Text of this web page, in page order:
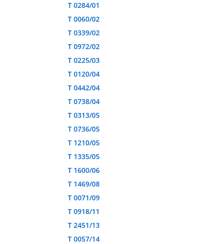
T 0284/01
T 0060/02
T 0339/02
T 0972/02
T 0225/03
T 0120/04
T 0442/04
T 0738/04
T 0313/05
T 0736/05
T 1210/05
T 1335/05
T 1600/06
T 1469/08
T 0071/09
T 0918/11
T 2451/13
T 0057/14